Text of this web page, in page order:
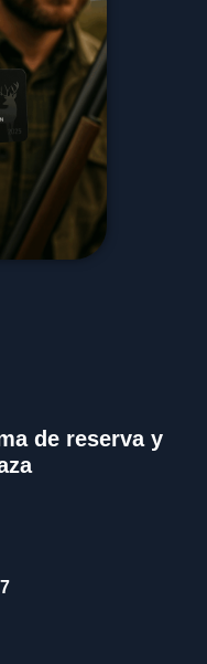
de reserva y